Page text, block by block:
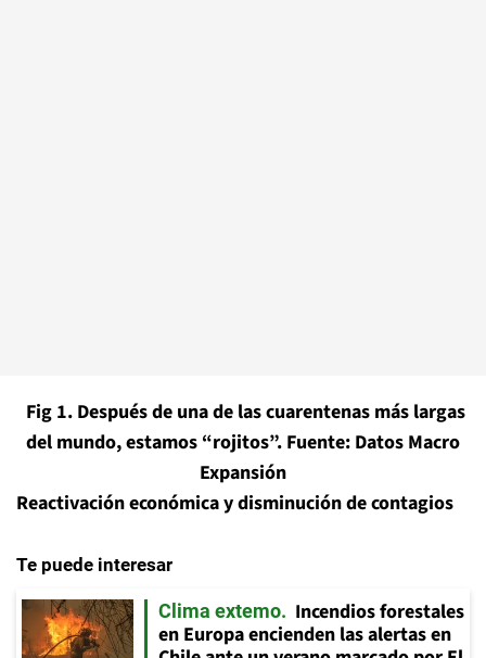
Fig 1. Después de una de las cuarentenas más largas
del mundo, estamos “rojitos”. Fuente: Datos Macro
Expansión
Reactivación económica y disminución de contagios
Te puede interesar
Clima extemo
Incendios forestales
en Europa encienden las alertas en